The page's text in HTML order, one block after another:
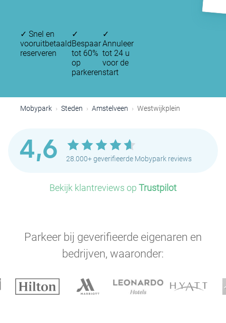
✓ Snel en
vooruitbetaald
reserveren
✓
Bespaar
tot 60%
op
parkeren
✓
Annuleer
tot 24 u
voor de
start
Mobypark Steden Amstelveen Westwijkplein
4,6 28.000+ geverifieerde Mobypark reviews
Bekijk klantreviews op Trustpilot
Parkeer bij geverifieerde eigenaren en
bedrijven, waaronder: